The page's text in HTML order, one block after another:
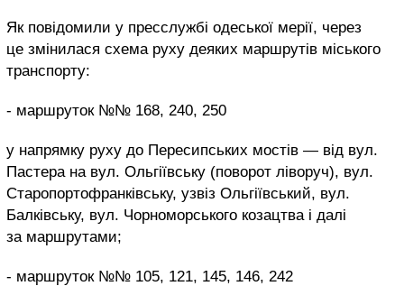
Як повідомили у пресслужбі одеської мерії, через
це змінилася схема руху деяких маршрутів міського
транспорту:
- маршруток №№ 168, 240, 250
у напрямку руху до Пересипських мостів — від вул.
Пастера на вул. Ольгіївську (поворот ліворуч), вул.
Старопортофранківську, узвіз Ольгіївський, вул.
Балківську, вул. Чорноморського козацтва і далі
за маршрутами;
- маршруток №№ 105, 121, 145, 146, 242